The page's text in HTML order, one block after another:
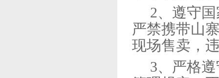
2、 遵守
严禁携带山
现场售卖，
3、 严格